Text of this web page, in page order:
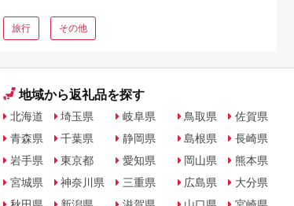
旅行 その他
地域から返礼品を探す
北海道
青森県
岩手県
宮城県
埼玉県
千葉県
東京都
神奈川県
岐阜県
静岡県
愛知県
三重県
鳥取県
島根県
岡山県
広島県
佐賀県
長崎県
熊本県
大分県